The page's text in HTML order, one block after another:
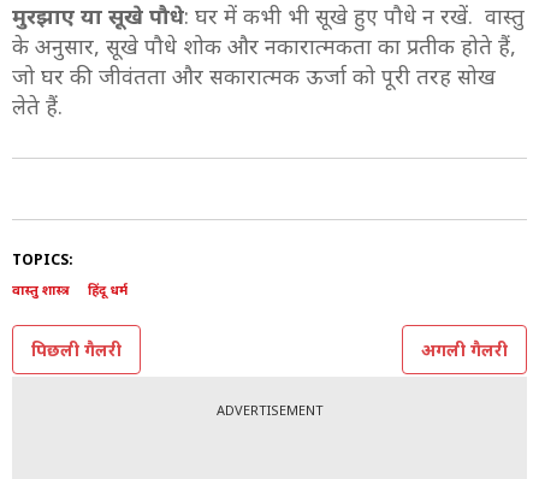
मुरझाए या सूखे पौधे: घर में कभी भी सूखे हुए पौधे न रखें. वास्तु
के अनुसार, सूखे पौधे शोक और नकारात्मकता का प्रतीक होते हैं,
जो घर की जीवंतता और सकारात्मक ऊर्जा को पूरी तरह सोख
लेते हैं.
TOPICS:
वास्तु शास्त्र हिंदू धर्म
पिछली गैलरी अगली गैलरी
ADVERTISEMENT